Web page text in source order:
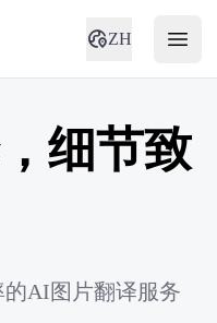
ZH
细节致
AI图片翻译服务